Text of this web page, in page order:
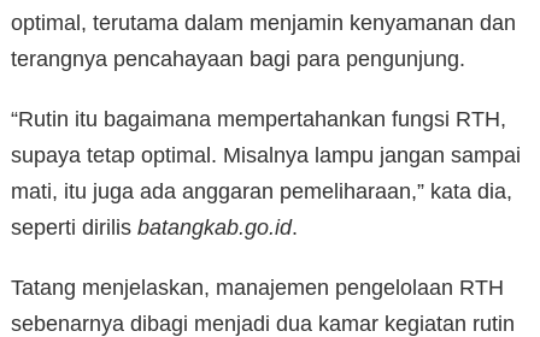
optimal, terutama dalam menjamin kenyamanan dan
terangnya pencahayaan bagi para pengunjung.
“Rutin itu bagaimana mempertahankan fungsi RTH,
supaya tetap optimal. Misalnya lampu jangan sampai
mati, itu juga ada anggaran pemeliharaan,” kata dia,
seperti dirilis batangkab.go.id.
Tatang menjelaskan, manajemen pengelolaan RTH
sebenarnya dibagi menjadi dua kamar kegiatan rutin